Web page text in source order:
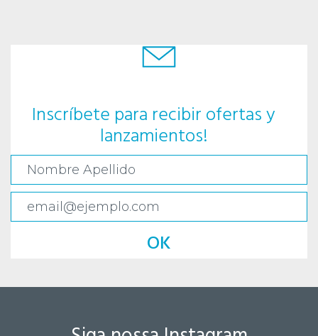
Inscríbete para recibir ofertas y
lanzamientos!
OK